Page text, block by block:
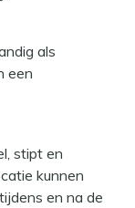
als
een
stipt en
kunnen
en na de